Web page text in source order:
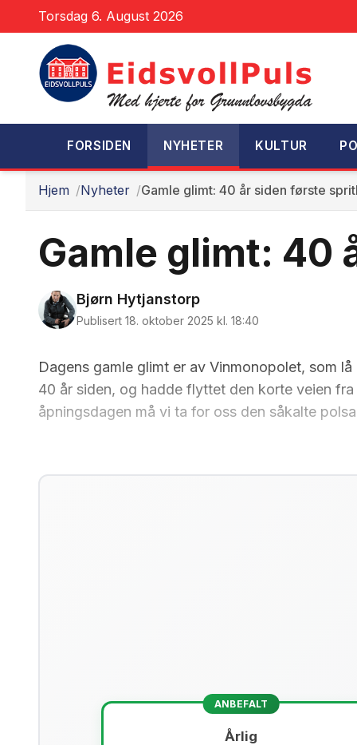
Torsdag 6. August 2026
FORSIDEN NYHETER KULTUR
Hjem Nyheter Gamle glimt: 40 år siden første
Gamle glimt: 40
Bjørn Hytjanstorp
Publisert 18. oktober 2025 kl. 18:40
Dagens gamle glimt er av Vinmonopolet, som
40 år siden, og hadde flyttet den korte veien
åpningsdagen må vi ta for oss den såkalte
ANBEFALT
Årlig